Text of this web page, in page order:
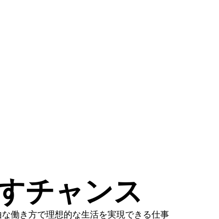
チャンス
働き方で理想的な生活を実現できる仕事